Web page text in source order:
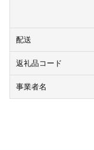
配送
返礼品コード
事業者名